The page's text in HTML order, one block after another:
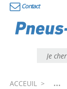
Contact
ACCEUIL > ...